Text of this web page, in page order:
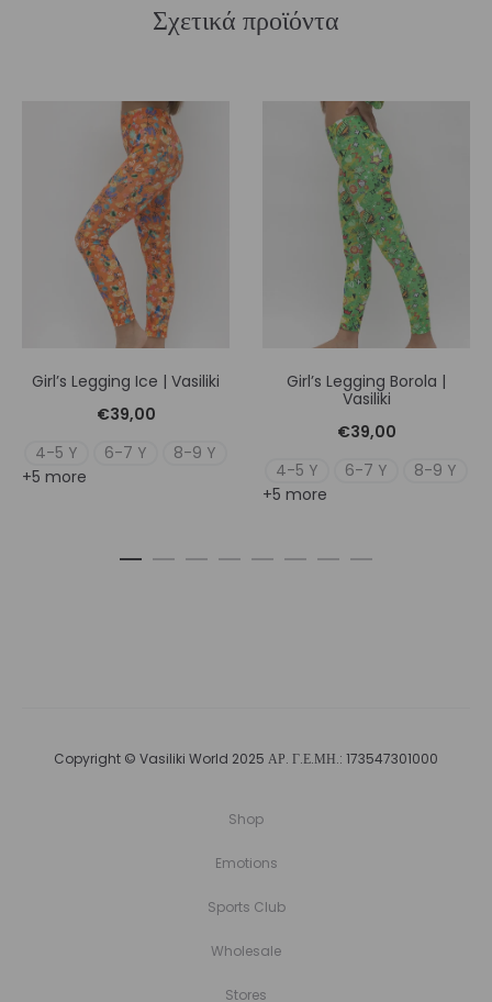
Σχετικά προϊόντα
Girl’s Legging Ice | Vasiliki
€39,00
4-5 Y
6-7 Y
8-9 Y
+5 more
Girl’s Legging Borola |
Vasiliki
€39,00
4-5 Y
6-7 Y
8-9 Y
+5 more
Copyright © Vasiliki World 2025 ΑΡ. Γ.Ε.ΜΗ.: 173547301000
Shop
Emotions
Sports Club
Wholesale
Stores